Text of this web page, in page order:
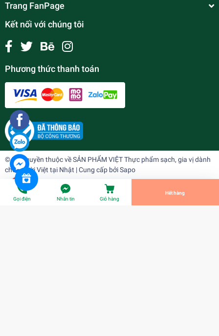
Trang FanPage
Kết nối với chúng tôi
Phương thức thanh toán
© Bản quyền thuộc vềSẢN PHẨM VIỆT Thực phẩm sạch, gia vị dành
cho người Việt tại Nhật | Cung cấp bởiSapo
¥347
undefined
Tiến Hành Thanh Toán
Gọi điện Nhắn tin Giỏ hàng
Hết hàng